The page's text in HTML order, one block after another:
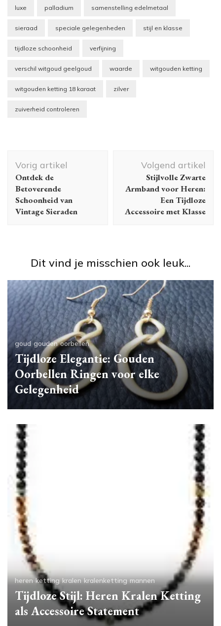
luxe palladium samenstelling edelmetaal
sieraad speciale gelegenheden stijl en klasse
tijdloze schoonheid verfijning
verschil witgoud geelgoud waarde witgouden ketting
witgouden ketting 18 karaat zilver
zuiverheid controleren
Vorig artikel
Ontdek de
Betoverende
Schoonheid van
Vintage Sieraden
Volgend artikel
Stijlvolle Zwarte
Armband voor Heren:
Een Tijdloze
Accessoire met Klasse
Dit vind je misschien ook leuk...
goud gouden oorbellen
Tijdloze Elegantie: Gouden
Oorbellen Ringen voor elke
Gelegenheid
heren ketting kralen kralenketting mannen
Tijdloze Stijl: Heren Kralen Ketting
als Accessoire Statement